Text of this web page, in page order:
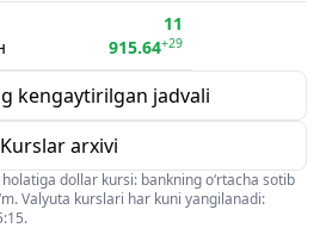
11
915.64+29
kengaytirilgan jadvali
Kurslar arxivi
dollar kursi: bankning o‘rtacha sotib
Valyuta kurslari har kuni yangilanadi: